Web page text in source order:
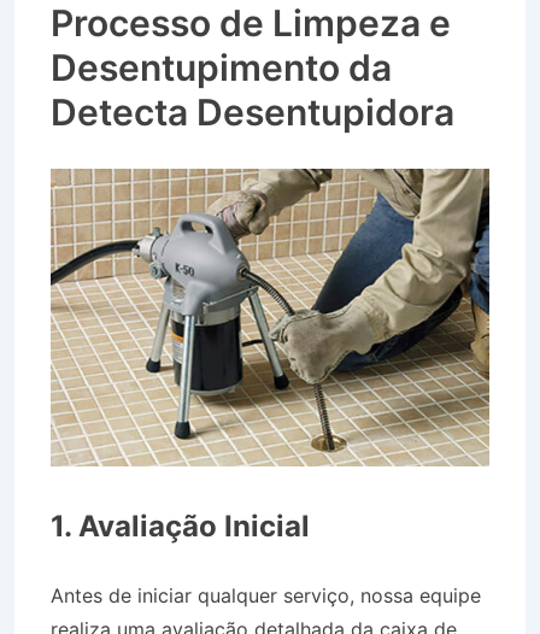
Processo de Limpeza e
Desentupimento da
Detecta Desentupidora
1. Avaliação Inicial
Antes de iniciar qualquer serviço, nossa equipe
realiza uma avaliação detalhada da caixa de